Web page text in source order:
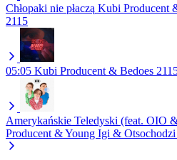
Chłopaki nie płaczą Kubi Producent
2115
05:05 Kubi Producent & Bedoes
Amerykańskie Teledyski (feat. OIO
Producent & Young Igi &